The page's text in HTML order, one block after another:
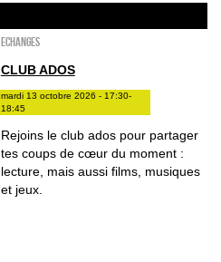
ECHANGES
CLUB ADOS
mardi 13 octobre 2026 - 17:30-
18:45
Rejoins le club ados pour partager
tes coups de cœur du moment :
lecture, mais aussi films, musiques
et jeux.